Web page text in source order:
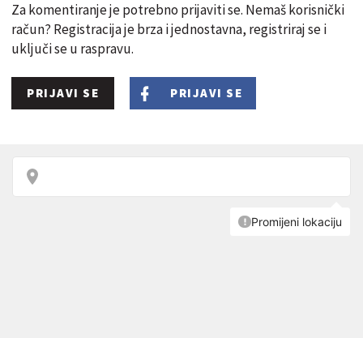
Za komentiranje je potrebno prijaviti se. Nemaš korisnički
račun? Registracija je brza i jednostavna, registriraj se i
uključi se u raspravu.
PRIJAVI SE PRIJAVI SE